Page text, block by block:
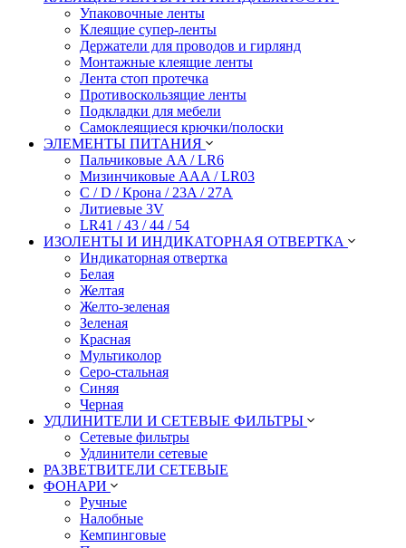
Упаковочные ленты
Клеящие супер-ленты
Держатели для проводов и гирлянд
Монтажные клеящие ленты
Лента стоп протечка
Противоскользящие ленты
Подкладки для мебели
Самоклеящиеся крючки/полоски
ЭЛЕМЕНТЫ ПИТАНИЯ
Пальчиковые AA / LR6
Мизинчиковые AAA / LR03
C / D / Крона / 23A / 27A
Литиевые 3V
LR41 / 43 / 44 / 54
ИЗОЛЕНТЫ И ИНДИКАТОРНАЯ ОТВЕРТКА
Индикаторная отвертка
Белая
Желтая
Желто-зеленая
Зеленая
Красная
Мультиколор
Серо-стальная
Синяя
Черная
УДЛИНИТЕЛИ И СЕТЕВЫЕ ФИЛЬТРЫ
Сетевые фильтры
Удлинители сетевые
РАЗВЕТВИТЕЛИ СЕТЕВЫЕ
ФОНАРИ
Ручные
Налобные
Кемпинговые